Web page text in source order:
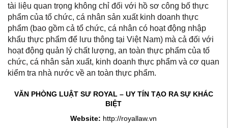
tài liệu quan trọng không chỉ đối với hồ sơ công bố thực
phẩm của tổ chức, cá nhân sản xuất kinh doanh thực
phẩm (bao gồm cả tổ chức, cá nhân có hoạt động nhập
khẩu thực phẩm để lưu thông tại Việt Nam) mà cả đối với
hoạt động quản lý chất lượng, an toàn thực phẩm của tố
chức, cá nhân sản xuất, kinh doanh thực phẩm và cơ quan
kiểm tra nhà nước về an toàn thực phẩm.
VĂN PHÒNG LUẬT SƯ ROYAL – UY TÍN TẠO RA SỰ KHÁC
BIỆT
Website: http://royallaw.vn